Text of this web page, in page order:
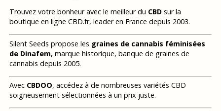
Trouvez votre bonheur avec le meilleur du CBDsur la
boutique en ligne CBD.fr, leader en France depuis 2003.
Silent Seeds propose les graines de cannabis féminisées
de Dinafem, marque historique, banque de graines de
cannabis depuis 2005.
Avec CBDOO, accédez à de nombreuses variétés CBD
soigneusement sélectionnées à un prix juste.